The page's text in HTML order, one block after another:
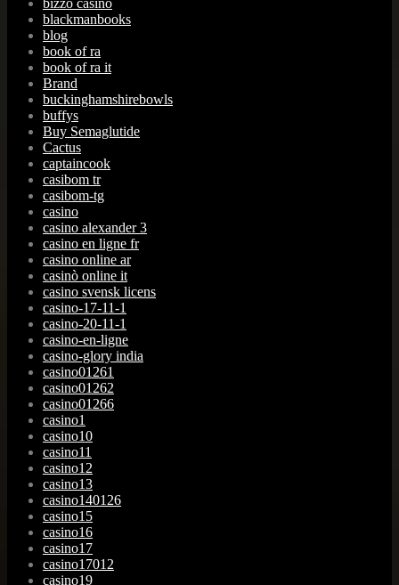
blackmanbooks
blog
book of ra
book of ra it
Brand
buckinghamshirebowls
buffys
Buy Semaglutide
Cactus
captaincook
casibom tr
casibom-tg
casino
casino alexander 3
casino en ligne fr
casino online ar
casinò online it
casino svensk licens
casino-17-11-1
casino-20-11-1
casino-en-ligne
casino-glory india
casino01261
casino01262
casino01266
casino1
casino10
casino11
casino12
casino13
casino140126
casino15
casino16
casino17
casino17012
casino19